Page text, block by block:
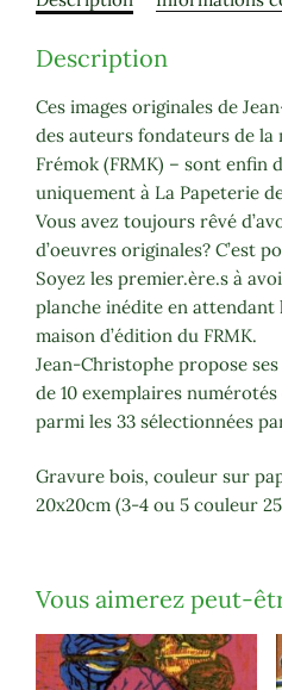
Description
Ces images originales de
des auteurs fondateurs de la
Frémok (FRMK) – sont enfin
uniquement à La Papeterie
Vous avez toujours rêvé
d’oeuvres originales? C’est
Soyez les premier.ère.s à
planche inédite en
maison d’édition du FRMK.
Jean-Christophe propose
de 10 exemplaires
parmi les 33 sélectionnées
Gravure bois, couleur sur
20x20cm (3-4 ou 5 couleur
Vous aimerez peut-